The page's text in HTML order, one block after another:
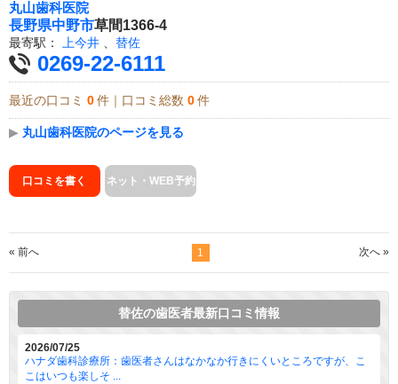
丸山歯科医院
長野県中野市草間1366-4
最寄駅： 上今井 、 替佐
0269-22-6111
最近の口コミ 0 件｜口コミ総数 0 件
▶ 丸山歯科医院のページを見る
口コミを書く ネット・WEB予約
« 前へ 1 次へ »
替佐の歯医者最新口コミ情報
2026/07/25
ハナダ歯科診療所：歯医者さんはなかなか行きにくいところですが、こ
こはいつも楽しそ ...